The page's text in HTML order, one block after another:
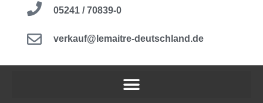
05241 / 70839-0
verkauf@lemaitre-deutschland.de